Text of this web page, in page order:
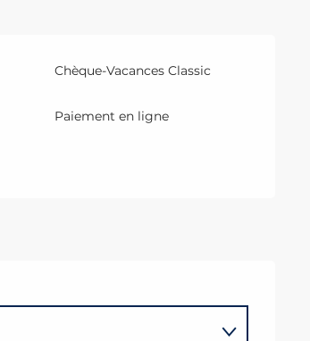
Chèque-Vacances Classic
Paiement en ligne